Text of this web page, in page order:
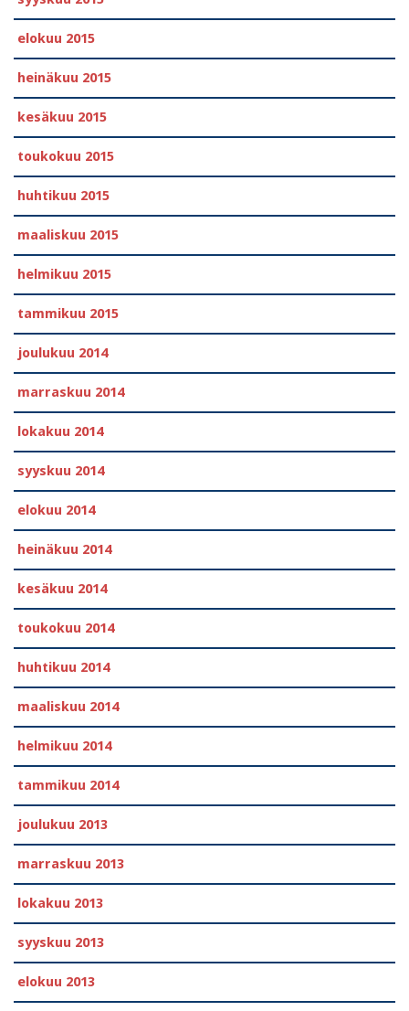
elokuu 2015
heinäkuu 2015
kesäkuu 2015
toukokuu 2015
huhtikuu 2015
maaliskuu 2015
helmikuu 2015
tammikuu 2015
joulukuu 2014
marraskuu 2014
lokakuu 2014
syyskuu 2014
elokuu 2014
heinäkuu 2014
kesäkuu 2014
toukokuu 2014
huhtikuu 2014
maaliskuu 2014
helmikuu 2014
tammikuu 2014
joulukuu 2013
marraskuu 2013
lokakuu 2013
syyskuu 2013
elokuu 2013